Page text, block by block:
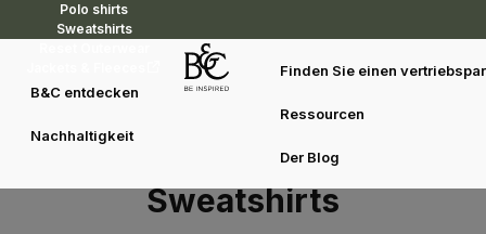
Polo shirts
Sweatshirts
B&C entdecken
Nachhaltigkeit
Finden Sie einen
Ressourcen
Der Blog
Sweatshirts